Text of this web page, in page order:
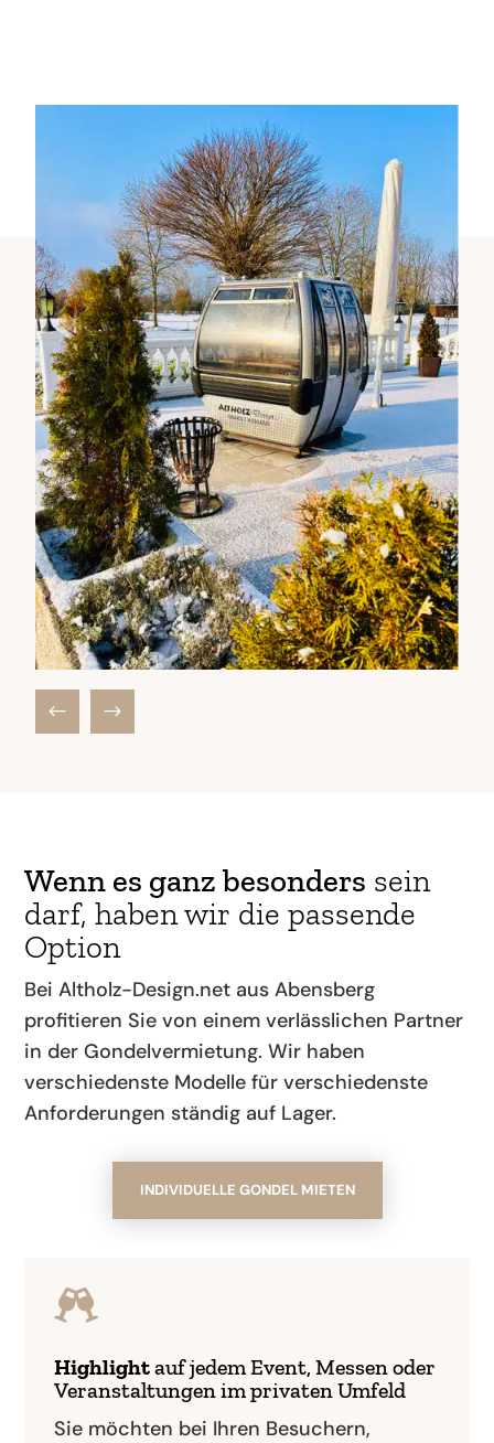
Wenn es ganz besonders sein
darf, haben wir die passende
Option
Bei Altholz-Design.net aus Abensberg
profitieren Sie von einem verlässlichen Partner
in der Gondelvermietung. Wir haben
verschiedenste Modelle für verschiedenste
Anforderungen ständig auf Lager.
INDIVIDUELLE GONDEL MIETEN

Highlightauf jedem Event, Messen oder
Veran­staltungen im privaten Umfeld
Sie möchten bei Ihren Besuchern,